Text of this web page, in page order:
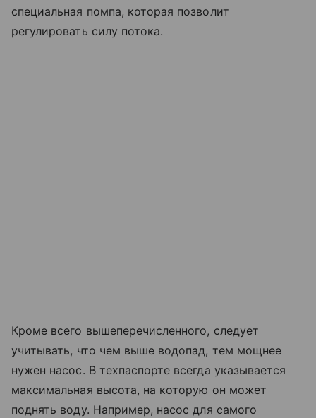
специальная помпа, которая позволит
регулировать силу потока.
Кроме всего вышеперечисленного, следует
учитывать, что чем выше водопад, тем мощнее
нужен насос. В техпаспорте всегда указывается
максимальная высота, на которую он может
поднять воду. Например, насос для самого